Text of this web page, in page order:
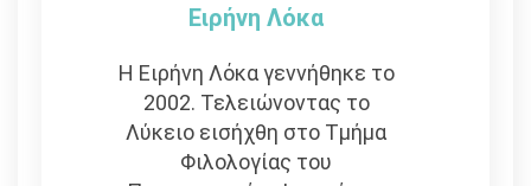
Ειρήνη Λόκα
Η Ειρήνη Λόκα γεννήθηκε το
2002. Τελειώνοντας το
Λύκειο εισήχθη στο Τμήμα
Φιλολογίας του